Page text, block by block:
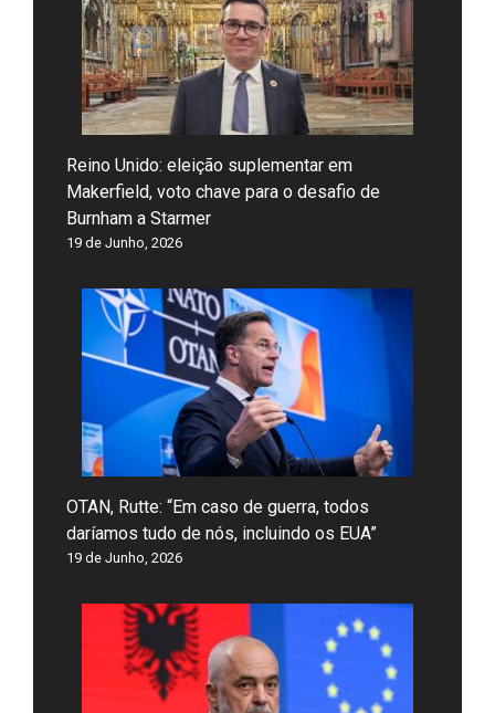
Reino Unido: eleição suplementar em
Makerfield, voto chave para o desafio de
Burnham a Starmer
19 de Junho, 2026
OTAN, Rutte: “Em caso de guerra, todos
daríamos tudo de nós, incluindo os EUA”
19 de Junho, 2026